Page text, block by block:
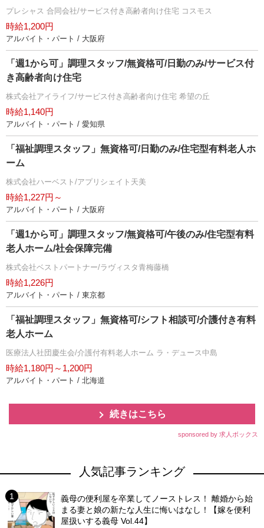
プレシャス 合同会社/サービス付き高齢者向け住宅 コスモス
時給1,200円
アルバイト・パート / 大阪府
「週1から可」調理スタッフ/無資格可/日勤のみ/サービス付
き高齢者向け住宅
株式会社アイライフ/サービス付き高齢者向け住宅 希望の丘
時給1,140円
アルバイト・パート / 愛知県
「福祉調理スタッフ」無資格可/日勤のみ/住宅型有料老人ホ
ーム
株式会社ハーベスト/アプリシェイト天美
時給1,227円～
アルバイト・パート / 大阪府
「週1から可」調理スタッフ/無資格可/午後のみ/住宅型有料
老人ホーム/社会保障完備
株式会社ベストパートナー/ラヴィスタ青梅藤橋
時給1,226円
アルバイト・パート / 東京都
「福祉調理スタッフ」無資格可/シフト相談可/介護付き有料
老人ホーム
医療法人社団慶生会/介護付有料老人ホーム ラ・デュース中島
時給1,180円～1,200円
アルバイト・パート / 北海道
続きはこちら
sponsored by 求人ボックス
人気記事ランキング
義母の便利屋を卒業してノーストレス！ 離婚から始
まる妻と娘の新たな人生に悔いはなし！【嫁を便利
屋扱いする義母 Vol.44】